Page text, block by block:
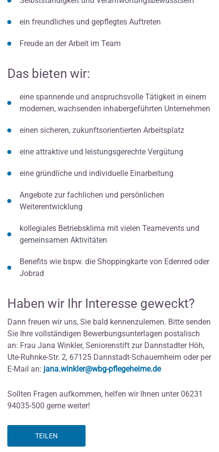
ein freundliches und gepflegtes Auftreten
Freude an der Arbeit im Team
Das bieten wir:
eine spannende und anspruchsvolle Tätigkeit in einem
modernen, wachsenden inhabergeführten Unternehmen
einen sicheren, zukunftsorientierten Arbeitsplatz
eine attraktive und leistungsgerechte Vergütung
eine gründliche und individuelle Einarbeitung
Angebote zur fachlichen und persönlichen
Weiterentwicklung
kollegiales Betriebsklima mit vielen Teamevents und
gemeinsamen Aktivitäten
Benefits wie bspw. die Shoppingkarte von Edenred oder
Jobrad
Haben wir Ihr Interesse geweckt?
Dann freuen wir uns, Sie bald kennenzulernen. Bitte senden
Sie Ihre vollständigen Bewerbungsunterlagen postalisch
an: Frau Jana Winkler, Seniorenstift zur Dannstadter Höh,
Ute-Ruhnke-Str. 2, 67125 Dannstadt-Schauernheim oder per
E-Mail an: jana.winkler@wbg-pflegeheime.de
Sollten Fragen aufkommen, helfen wir Ihnen unter 06231
94035-500 gerne weiter!
TEILEN